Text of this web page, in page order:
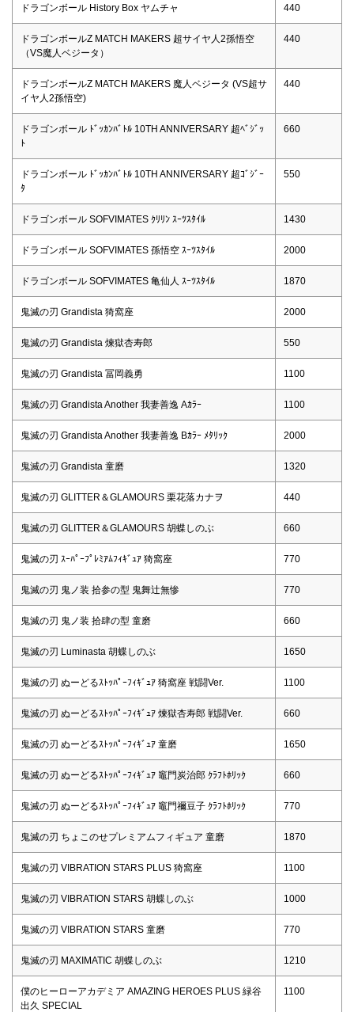
ドラゴンボール History Box ヤムチャ 440
ドラゴンボールZ MATCH MAKERS 超サイヤ人2孫悟空
（VS魔人ベジータ）
440
ドラゴンボールZ MATCH MAKERS 魔人ベジータ (VS超サ
イヤ人2孫悟空)
440
ドラゴンボール ﾄﾞｯｶﾝﾊﾞﾄﾙ 10TH ANNIVERSARY 超ﾍﾞｼﾞｯ
ﾄ
660
ドラゴンボール ﾄﾞｯｶﾝﾊﾞﾄﾙ 10TH ANNIVERSARY 超ｺﾞｼﾞｰ
ﾀ
550
ドラゴンボール SOFVIMATES ｸﾘﾘﾝ ｽｰﾂｽﾀｲﾙ 1430
ドラゴンボール SOFVIMATES 孫悟空 ｽｰﾂｽﾀｲﾙ 2000
ドラゴンボール SOFVIMATES 亀仙人 ｽｰﾂｽﾀｲﾙ 1870
鬼滅の刃 Grandista 猗窩座 2000
鬼滅の刃 Grandista 煉獄杏寿郎 550
鬼滅の刃 Grandista 冨岡義勇 1100
鬼滅の刃 Grandista Another 我妻善逸 Aｶﾗｰ 1100
鬼滅の刃 Grandista Another 我妻善逸 Bｶﾗｰ ﾒﾀﾘｯｸ 2000
鬼滅の刃 Grandista 童磨 1320
鬼滅の刃 GLITTER＆GLAMOURS 栗花落カナヲ 440
鬼滅の刃 GLITTER＆GLAMOURS 胡蝶しのぶ 660
鬼滅の刃 ｽｰﾊﾟｰﾌﾟﾚﾐｱﾑﾌｨｷﾞｭｱ 猗窩座 770
鬼滅の刃 鬼ノ装 拾参の型 鬼舞辻無惨 770
鬼滅の刃 鬼ノ装 拾肆の型 童磨 660
鬼滅の刃 Luminasta 胡蝶しのぶ 1650
鬼滅の刃 ぬーどるｽﾄｯﾊﾟｰﾌｨｷﾞｭｱ 猗窩座 戦闘Ver. 1100
鬼滅の刃 ぬーどるｽﾄｯﾊﾟｰﾌｨｷﾞｭｱ 煉獄杏寿郎 戦闘Ver. 660
鬼滅の刃 ぬーどるｽﾄｯﾊﾟｰﾌｨｷﾞｭｱ 童磨 1650
鬼滅の刃 ぬーどるｽﾄｯﾊﾟｰﾌｨｷﾞｭｱ 竈門炭治郎 ｸﾗﾌﾄﾎﾘｯｸ 660
鬼滅の刃 ぬーどるｽﾄｯﾊﾟｰﾌｨｷﾞｭｱ 竈門禰豆子 ｸﾗﾌﾄﾎﾘｯｸ 770
鬼滅の刃 ちょこのせプレミアムフィギュア 童磨 1870
鬼滅の刃 VIBRATION STARS PLUS 猗窩座 1100
鬼滅の刃 VIBRATION STARS 胡蝶しのぶ 1000
鬼滅の刃 VIBRATION STARS 童磨 770
鬼滅の刃 MAXIMATIC 胡蝶しのぶ 1210
僕のヒーローアカデミア AMAZING HEROES PLUS 緑谷
出久 SPECIAL
1100